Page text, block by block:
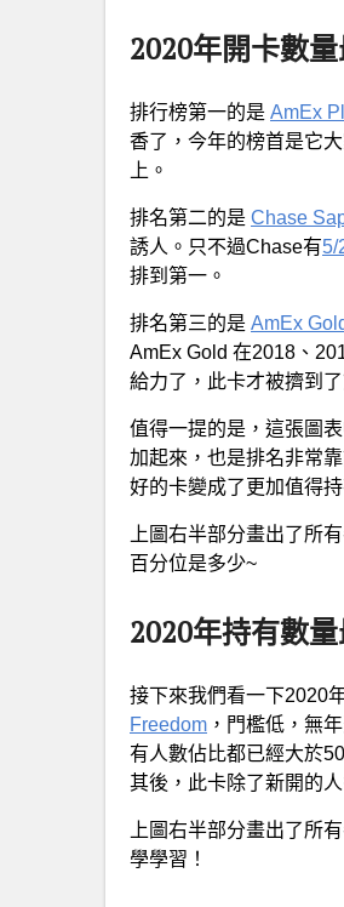
2020年開卡數
排行榜第一的是 AmEx
香了，今年的榜首是它
上。
排名第二的是 Chase
誘人。只不過Chase有5/
排到第一。
排名第三的是 AmEx
AmEx Gold 在2018、
給力了，此卡才被擠到
值得一提的是，這張圖
加起來，也是排名非常
好的卡變成了更加值得
上圖右半部分畫出了所
百分位是多少~
2020年持有數
接下來我們看一下2020
Freedom ，門檻低，無
有人數佔比都已經大於
其後，此卡除了新開的
上圖右半部分畫出了所
學學習！